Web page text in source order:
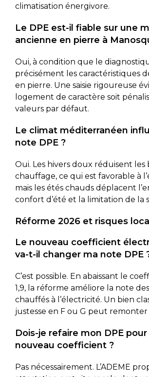
climatisation énergivore.
Le DPE est-il fiable sur une
ancienne en pierre à
Oui, à condition que le
précisément les caractéristiques
en pierre. Une saisie rigoureuse
logement de caractère soit
valeurs par défaut.
Le climat méditerranéen
note DPE ?
Oui. Les hivers doux réduisent les
chauffage, ce qui est favorable à
mais les étés chauds déplacent
confort d’été et la limitation de la
Réforme 2026 et risques
Le nouveau coefficient
va-t-il changer ma note DPE
C’est possible. En abaissant le
1,9, la réforme améliore la note
chauffés à l’électricité. Un bien
justesse en F ou G peut remonter
Dois-je refaire mon DPE
nouveau coefficient ?
Pas nécessairement. L’ADEME